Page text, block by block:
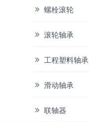
螺栓滚轮
滚轮轴承
工程塑料轴承
滑动轴承
联轴器